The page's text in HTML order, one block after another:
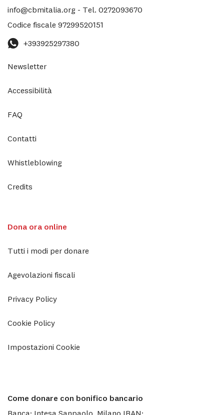
info@cbmitalia.org - Tel. 0272093670
Codice fiscale 97299520151
+393925297380
Newsletter
Accessibilità
FAQ
Contatti
Whistleblowing
Credits
Dona ora online
Tutti i modi per donare
Agevolazioni fiscali
Privacy Policy
Cookie Policy
Impostazioni Cookie
Come donare con bonifico bancario